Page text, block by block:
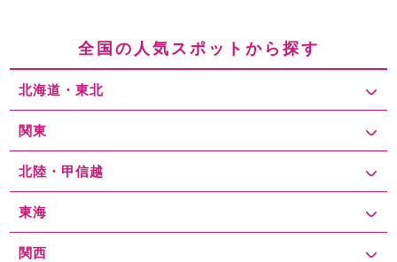
全国の人気スポットから探す
北海道・東北
関東
北陸・甲信越
東海
関西